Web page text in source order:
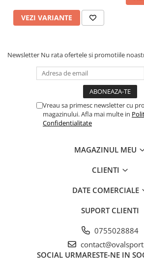
VEZI VARIANTE
Newsletter Nu rata ofertele si promotiile
Vreau sa primesc newsletter cu
magazinului. Afla mai multe in
Confidentialitate
MAGAZINUL MEU
CLIENTI
DATE COMERCIALE
SUPORT CLIENTI
0755028884
SOCIAL URMARESTE-NE IN